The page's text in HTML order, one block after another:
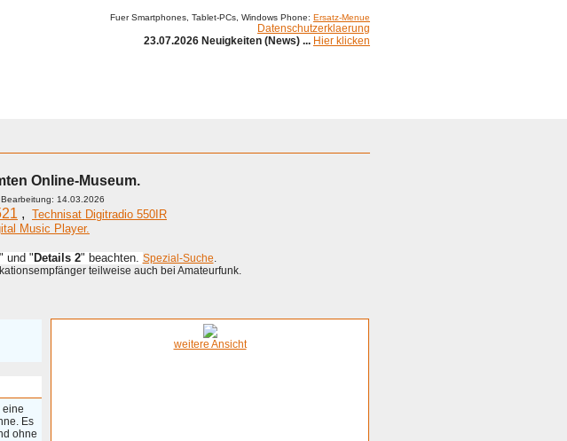
Fuer Smartphones, Tablet-PCs, Windows Phone: Ersatz-Menue
Datenschutzerklaerung
23.07.2026 Neuigkeiten (News) ... Hier klicken
Online-Museum.
14.03.2026
, Technisat Digitradio 550IR
Music Player.
und " Details 2" beachten. Spezial-Suche.
teilweise auch bei Amateurfunk.
eine
Es
ohne
weitere Ansicht